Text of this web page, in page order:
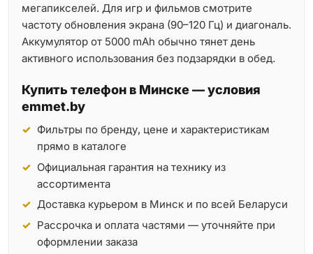
мегапикселей. Для игр и фильмов смотрите
частоту обновления экрана (90–120 Гц) и диагональ.
Аккумулятор от 5000 mAh обычно тянет день
активного использования без подзарядки в обед.
Купить телефон в Минске — условия
emmet.by
Фильтры по бренду, цене и характеристикам
прямо в каталоге
Официальная гарантия на технику из
ассортимента
Доставка курьером в Минск и по всей Беларуси
Рассрочка и оплата частями — уточняйте при
оформлении заказа